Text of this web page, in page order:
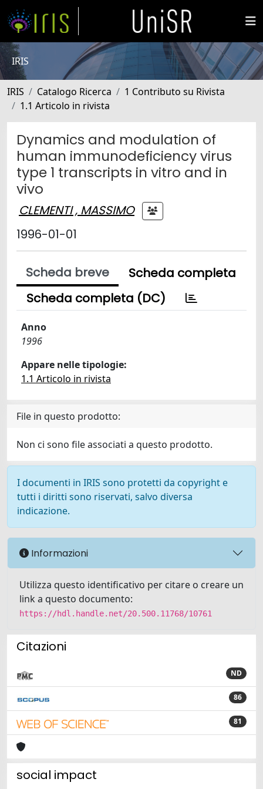
IRIS
IRIS Catalogo Ricerca
1 Contributo su Rivista
1.1 Articolo in rivista
Dynamics and modulation of
human immunodeficiency virus
type 1 transcripts in vitro and in
vivo
CLEMENTI , MASSIMO
1996-01-01
Scheda breve
Scheda completa
Scheda completa (DC)
Anno
1996
Appare nelle tipologie:
1.1 Articolo in rivista
File in questo prodotto:
Non ci sono file associati a questo prodotto.
I documenti in IRIS sono protetti da copyright e
tutti i diritti sono riservati, salvo diversa
indicazione.
Informazioni
Utilizza questo identificativo per citare o creare un
link a questo documento:
https://hdl.handle.net/20.500.11768/10761
Citazioni
ND
86
81
social impact